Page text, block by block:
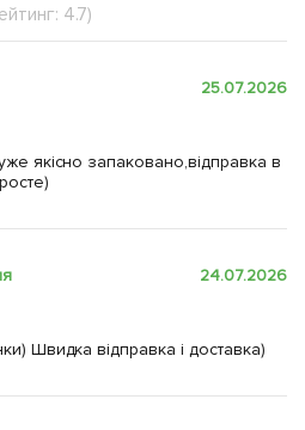
4.7)
25.07.2026
якісно запаковано,відправка в
24.07.2026
Швидка відправка і доставка)